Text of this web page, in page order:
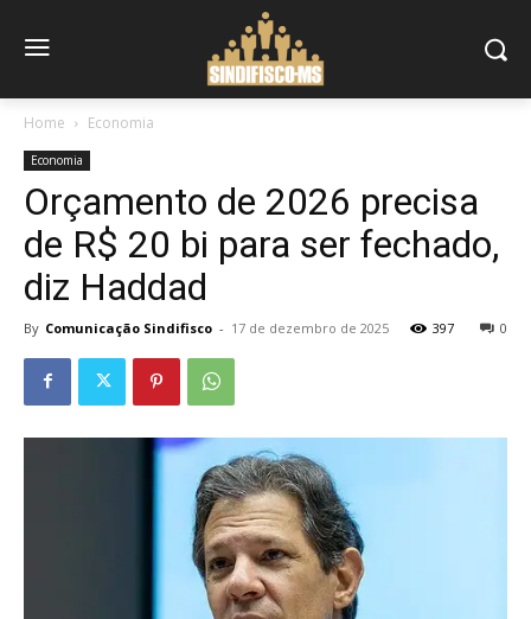
Home Economia
Economia
Orçamento de 2026 precisa
de R$ 20 bi para ser fechado,
diz Haddad
By Comunicação Sindifisco - 17 de dezembro de 2025 0
397